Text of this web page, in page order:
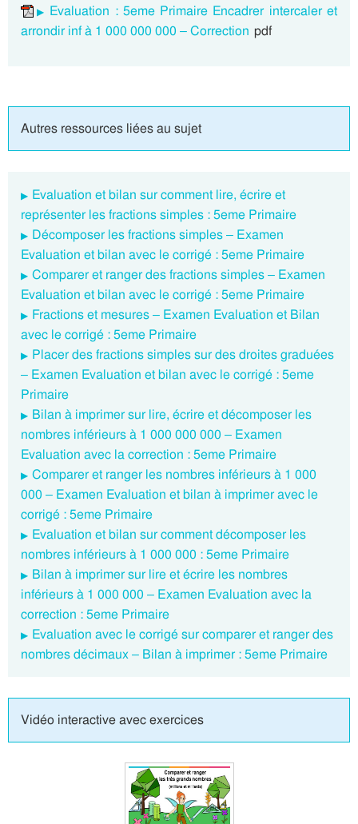
Evaluation : 5eme Primaire Encadrer intercaler et
arrondir inf à 1 000 000 000 – Correction pdf
Autres ressources liées au sujet
Evaluation et bilan sur comment lire, écrire et
représenter les fractions simples : 5eme Primaire
Décomposer les fractions simples – Examen
Evaluation et bilan avec le corrigé : 5eme Primaire
Comparer et ranger des fractions simples – Examen
Evaluation et bilan avec le corrigé : 5eme Primaire
Fractions et mesures – Examen Evaluation et Bilan
avec le corrigé : 5eme Primaire
Placer des fractions simples sur des droites graduées
– Examen Evaluation et bilan avec le corrigé : 5eme
Primaire
Bilan à imprimer sur lire, écrire et décomposer les
nombres inférieurs à 1 000 000 000 – Examen
Evaluation avec la correction : 5eme Primaire
Comparer et ranger les nombres inférieurs à 1 000
000 – Examen Evaluation et bilan à imprimer avec le
corrigé : 5eme Primaire
Evaluation et bilan sur comment décomposer les
nombres inférieurs à 1 000 000 : 5eme Primaire
Bilan à imprimer sur lire et écrire les nombres
inférieurs à 1 000 000 – Examen Evaluation avec la
correction : 5eme Primaire
Evaluation avec le corrigé sur comparer et ranger des
nombres décimaux – Bilan à imprimer : 5eme Primaire
Vidéo interactive avec exercices